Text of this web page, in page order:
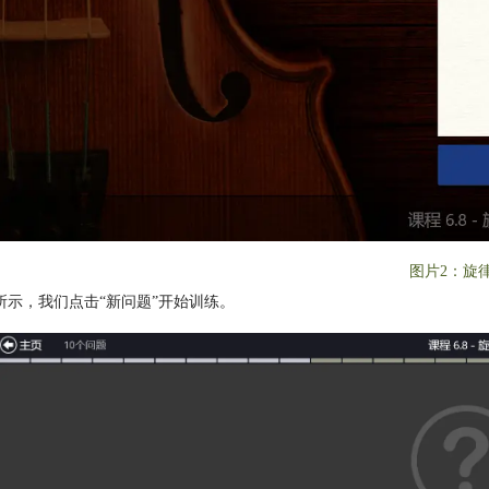
图片2：旋
示，我们点击“新问题”开始训练。